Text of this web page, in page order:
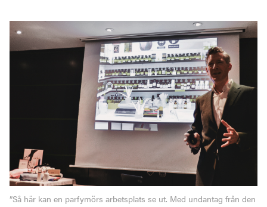
”Så här kan en parfymörs arbetsplats se ut. Med undantag från den